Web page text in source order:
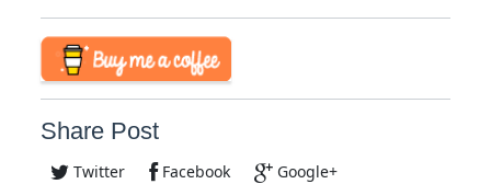
Share Post
Twitter Facebook Google+